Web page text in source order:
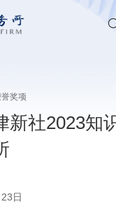
奖项
新社2023知
日